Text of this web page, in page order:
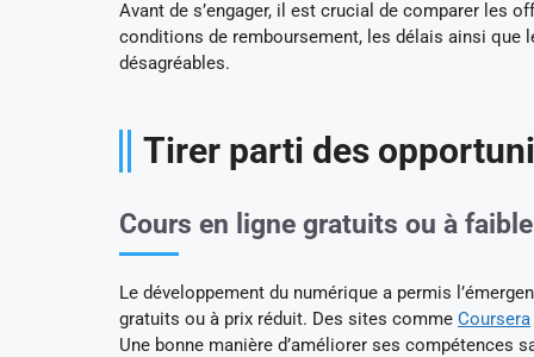
Avant de s’engager, il est crucial de comparer les
conditions de remboursement, les délais ainsi que
désagréables.
Tirer parti des
Cours en ligne gratuits ou à
Le développement du numérique a permis
gratuits ou à prix réduit. Des sites comme Coursera
Une bonne manière d’améliorer ses compétences